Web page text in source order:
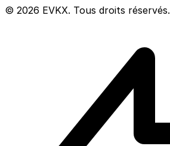
© 2026 EVKX. Tous droits réservés.